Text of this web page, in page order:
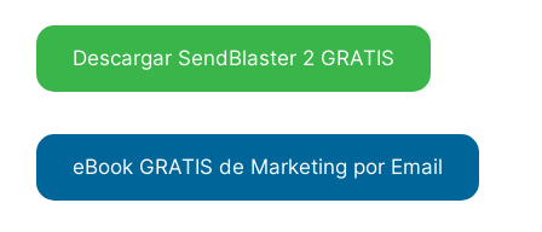
Descargar SendBlaster 2 GRATIS
eBook GRATIS de Marketing por Email